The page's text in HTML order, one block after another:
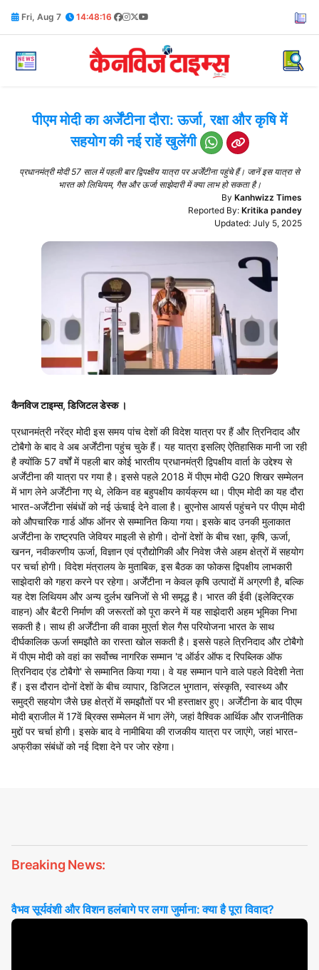
Fri, Aug 7 14:48:17
पीएम मोदी का अर्जेंटीना दौरा: ऊर्जा, रक्षा और कृषि में
सहयोग की नई राहें खुलेंगी
प्रधानमंत्री मोदी 57 साल में पहली बार द्विपक्षीय यात्रा पर अर्जेंटीना पहुंचे हैं। जानें इस यात्रा से
भारत को लिथियम, गैस और ऊर्जा साझेदारी में क्या लाभ हो सकता है।
By Kanhwizz Times
Reported By: Kritika pandey
Updated: July 5, 2025
कैनविज टाइम्स, डिजिटल डेस्क ।
प्रधानमंत्री नरेंद्र मोदी इस समय पांच देशों की विदेश यात्रा पर हैं और त्रिनिदाद और
टोबैगो के बाद वे अब अर्जेंटीना पहुंच चुके हैं। यह यात्रा इसलिए ऐतिहासिक मानी जा रही
है क्योंकि 57 वर्षों में पहली बार कोई भारतीय प्रधानमंत्री द्विपक्षीय वार्ता के उद्देश्य से
अर्जेंटीना की यात्रा पर गया है। इससे पहले 2018 में पीएम मोदी G20 शिखर सम्मेलन
में भाग लेने अर्जेंटीना गए थे, लेकिन वह बहुपक्षीय कार्यक्रम था। पीएम मोदी का यह दौरा
भारत-अर्जेंटीना संबंधों को नई ऊंचाई देने वाला है। बुएनोस आयर्स पहुंचने पर पीएम मोदी
को औपचारिक गार्ड ऑफ ऑनर से सम्मानित किया गया। इसके बाद उनकी मुलाकात
अर्जेंटीना के राष्ट्रपति जेवियर माइली से होगी। दोनों देशों के बीच रक्षा, कृषि, ऊर्जा,
खनन, नवीकरणीय ऊर्जा, विज्ञान एवं प्रौद्योगिकी और निवेश जैसे अहम क्षेत्रों में सहयोग
पर चर्चा होगी। विदेश मंत्रालय के मुताबिक, इस बैठक का फोकस द्विपक्षीय लाभकारी
साझेदारी को गहरा करने पर रहेगा। अर्जेंटीना न केवल कृषि उत्पादों में अग्रणी है, बल्कि
यह देश लिथियम और अन्य दुर्लभ खनिजों से भी समृद्ध है। भारत की ईवी (इलेक्ट्रिक
वाहन) और बैटरी निर्माण की जरूरतों को पूरा करने में यह साझेदारी अहम भूमिका निभा
सकती है। साथ ही अर्जेंटीना की वाका मुएर्ता शेल गैस परियोजना भारत के साथ
दीर्घकालिक ऊर्जा समझौते का रास्ता खोल सकती है। इससे पहले त्रिनिदाद और टोबैगो
में पीएम मोदी को वहां का सर्वोच्च नागरिक सम्मान 'द ऑर्डर ऑफ द रिपब्लिक ऑफ
त्रिनिदाद एंड टोबैगो' से सम्मानित किया गया। वे यह सम्मान पाने वाले पहले विदेशी नेता
हैं। इस दौरान दोनों देशों के बीच व्यापार, डिजिटल भुगतान, संस्कृति, स्वास्थ्य और
समुद्री सहयोग जैसे छह क्षेत्रों में समझौतों पर भी हस्ताक्षर हुए। अर्जेंटीना के बाद पीएम
मोदी ब्राजील में 17वें ब्रिक्स सम्मेलन में भाग लेंगे, जहां वैश्विक आर्थिक और राजनीतिक
मुद्दों पर चर्चा होगी। इसके बाद वे नामीबिया की राजकीय यात्रा पर जाएंगे, जहां भारत-
अफ्रीका संबंधों को नई दिशा देने पर जोर रहेगा।
Breaking News:
वैभव सूर्यवंशी और विशन हलंबागे पर लगा जुर्माना: क्या है पूरा विवाद?